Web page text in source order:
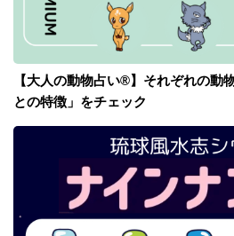
【大人の動物占い®】それぞれの動
との特徴」をチェック